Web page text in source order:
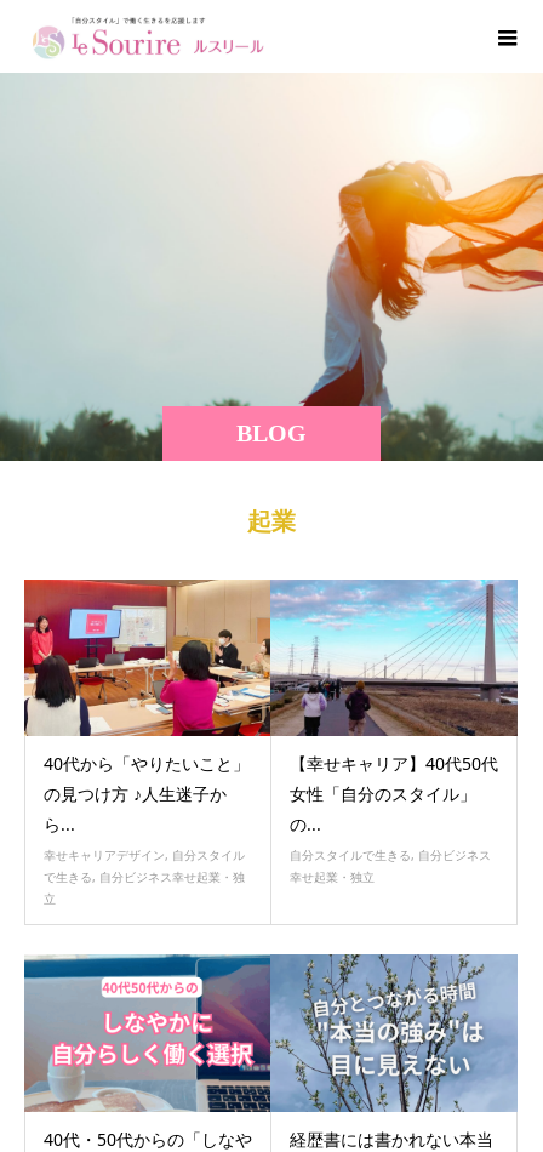
BLOG
起業
40代から「やりたいこと」
の見つけ方 ♪人生迷子か
ら...
幸せキャリアデザイン, 自分スタイル
で生きる, 自分ビジネス幸せ起業・独
立
【幸せキャリア】40代50代
女性「自分のスタイル」
の...
自分スタイルで生きる, 自分ビジネス
幸せ起業・独立
40代・50代からの「しなや
経歴書には書かれない本当